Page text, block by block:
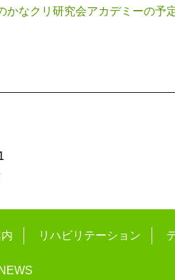
かなクリ研究会アカデミーの予
リハビリテーション